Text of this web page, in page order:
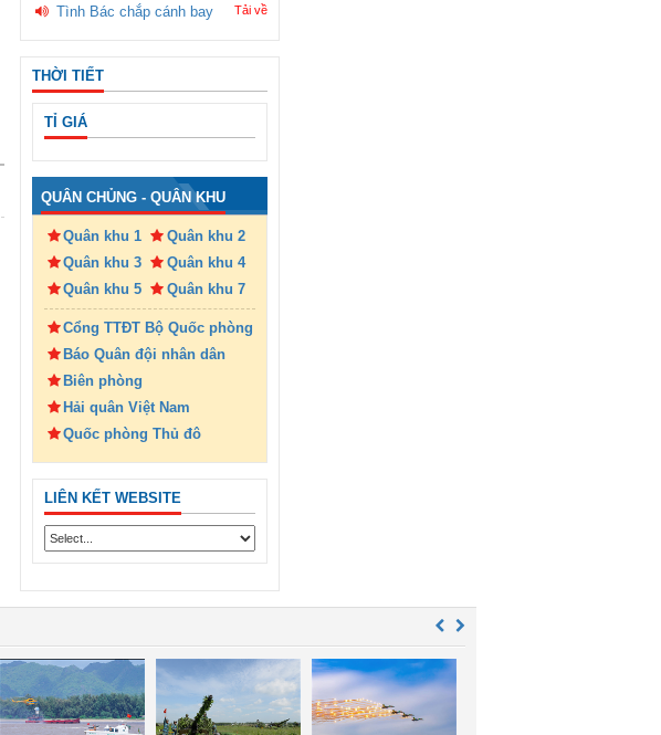
Tình Bác chắp cánh bay Tải về
THỜI TIẾT
TỈ GIÁ
QUÂN CHỦNG - QUÂN KHU
Quân khu 1
Quân khu 2
Quân khu 3
Quân khu 4
Quân khu 5
Quân khu 7
Cổng TTĐT Bộ Quốc phòng
Báo Quân đội nhân dân
Biên phòng
Hải quân Việt Nam
Quốc phòng Thủ đô
LIÊN KẾT WEBSITE